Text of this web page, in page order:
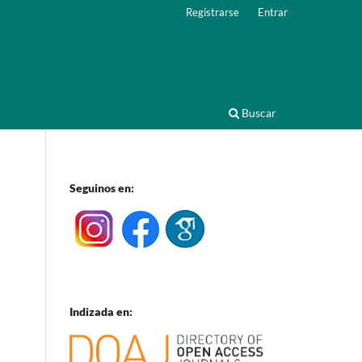
Buscar
Registrarse Entrar
Seguinos en:
Indizada en: